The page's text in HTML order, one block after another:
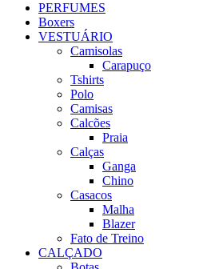
PERFUMES
Boxers
VESTUÁRIO
Camisolas
Carapuço
Tshirts
Polo
Camisas
Calcões
Praia
Calças
Ganga
Chino
Casacos
Malha
Blazer
Fato de Treino
CALÇADO